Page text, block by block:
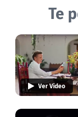
Te
Ver Video